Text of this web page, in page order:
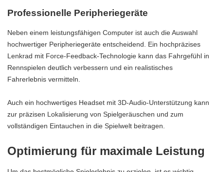
Professionelle Peripheriegeräte
Neben einem leistungsfähigen Computer ist auch die Auswahl
hochwertiger Peripheriegeräte entscheidend. Ein hochpräzises
Lenkrad mit Force-Feedback-Technologie kann das Fahrgefühl in
Rennspielen deutlich verbessern und ein realistisches
Fahrerlebnis vermitteln.
Auch ein hochwertiges Headset mit 3D-Audio-Unterstützung kann
zur präzisen Lokalisierung von Spielgeräuschen und zum
vollständigen Eintauchen in die Spielwelt beitragen.
Optimierung für maximale Leistung